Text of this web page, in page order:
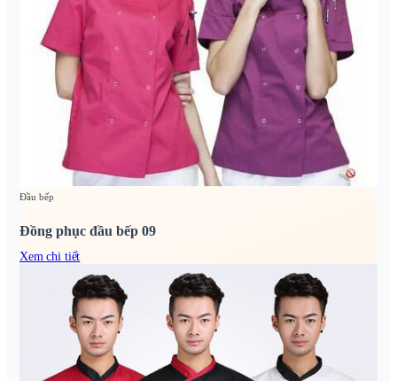
Đầu bếp
Đồng phục đầu bếp 09
Xem chi tiết